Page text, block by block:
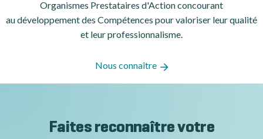
Organismes Prestataires d'Action concourant
au développement des Compétences pour valoriser leur qualité
et leur professionnalisme.
Nous connaître
Faites reconnaître votre